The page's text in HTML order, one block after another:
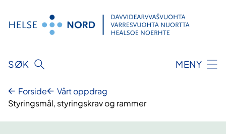
innhold
SØK MENY
Forside
Vårt oppdrag
Styringsmål, styringskrav og rammer